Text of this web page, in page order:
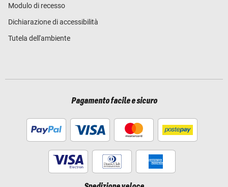
Modulo di recesso
Dichiarazione di accessibilità
Tutela dell'ambiente
Pagamento facile e sicuro